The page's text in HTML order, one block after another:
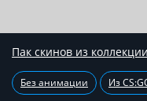
Пак скинов из
Без анимации Из